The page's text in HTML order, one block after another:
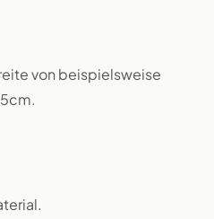
von beispielsweise